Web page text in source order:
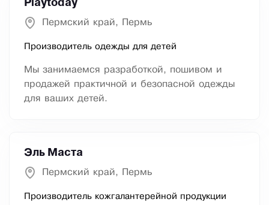
Playtoday
Пермский край, Пермь
Производитель одежды для детей
Мы занимаемся разработкой, пошивом и
продажей практичной и безопасной одежды
для ваших детей.
Эль Маста
Пермский край, Пермь
Производитель кожгалантерейной продукции